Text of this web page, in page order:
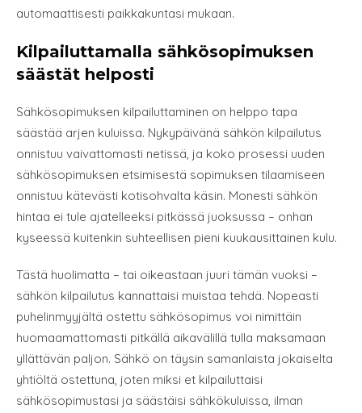
automaattisesti paikkakuntasi mukaan.
Kilpailuttamalla sähkösopimuksen
säästät helposti
Sähkösopimuksen kilpailuttaminen on helppo tapa
säästää arjen kuluissa. Nykypäivänä sähkön kilpailutus
onnistuu vaivattomasti netissä, ja koko prosessi uuden
sähkösopimuksen etsimisestä sopimuksen tilaamiseen
onnistuu kätevästi kotisohvalta käsin. Monesti sähkön
hintaa ei tule ajatelleeksi pitkässä juoksussa – onhan
kyseessä kuitenkin suhteellisen pieni kuukausittainen kulu.
Tästä huolimatta – tai oikeastaan juuri tämän vuoksi –
sähkön kilpailutus kannattaisi muistaa tehdä. Nopeasti
puhelinmyyjältä ostettu sähkösopimus voi nimittäin
huomaamattomasti pitkällä aikavälillä tulla maksamaan
yllättävän paljon. Sähkö on täysin samanlaista jokaiselta
yhtiöltä ostettuna, joten miksi et kilpailuttaisi
sähkösopimustasi ja säästäisi sähkökuluissa, ilman